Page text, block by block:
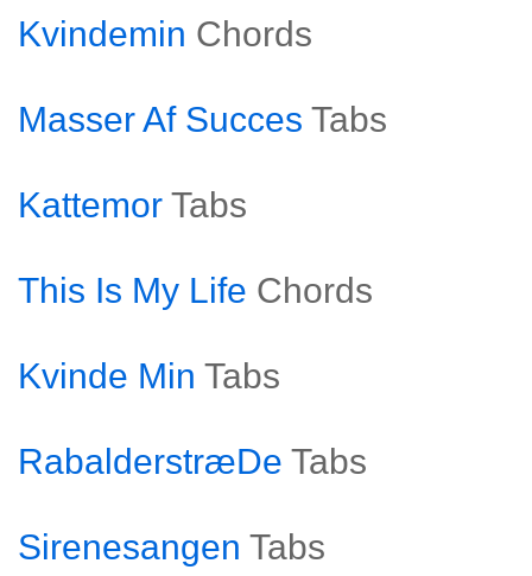
Kvindemin Chords
Masser Af Succes Tabs
Kattemor Tabs
This Is My Life Chords
Kvinde Min Tabs
RabalderstræDe Tabs
Sirenesangen Tabs